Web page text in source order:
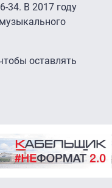
34. В 2017 году
оставлять